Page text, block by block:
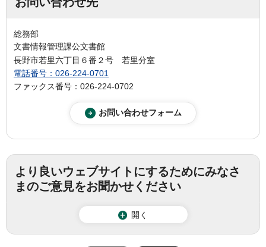
総務部
文書情報管理課公文書館
長野市若里六丁目６番２号 若里分室
電話番号：026-224-0701
ファックス番号：026-224-0702
より良いウェブサイトにするためにみなさ
まのご意見をお聞かせください
開く